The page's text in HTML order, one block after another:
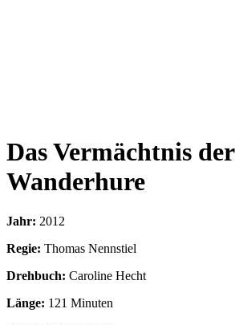
Das Vermächtnis der
Wanderhure
Jahr: 2012
Regie: Thomas Nennstiel
Drehbuch: Caroline Hecht
Länge: 121 Minuten